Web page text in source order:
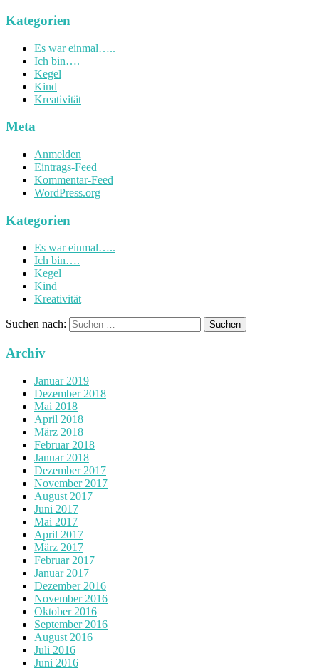
Kategorien
Es war einmal…..
Ich bin….
Kegel
Kind
Kreativität
Meta
Anmelden
Eintrags-Feed
Kommentar-Feed
WordPress.org
Kategorien
Es war einmal…..
Ich bin….
Kegel
Kind
Kreativität
Suchen nach:
Archiv
Januar 2019
Dezember 2018
Mai 2018
April 2018
März 2018
Februar 2018
Januar 2018
Dezember 2017
November 2017
August 2017
Juni 2017
Mai 2017
April 2017
März 2017
Februar 2017
Januar 2017
Dezember 2016
November 2016
Oktober 2016
September 2016
August 2016
Juli 2016
Juni 2016